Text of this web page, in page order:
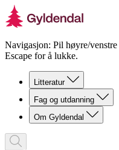
Navigasjon: Pil høyre/
Escape for å lukke.
Litteratur
Fag og utdanning
Om Gyldendal